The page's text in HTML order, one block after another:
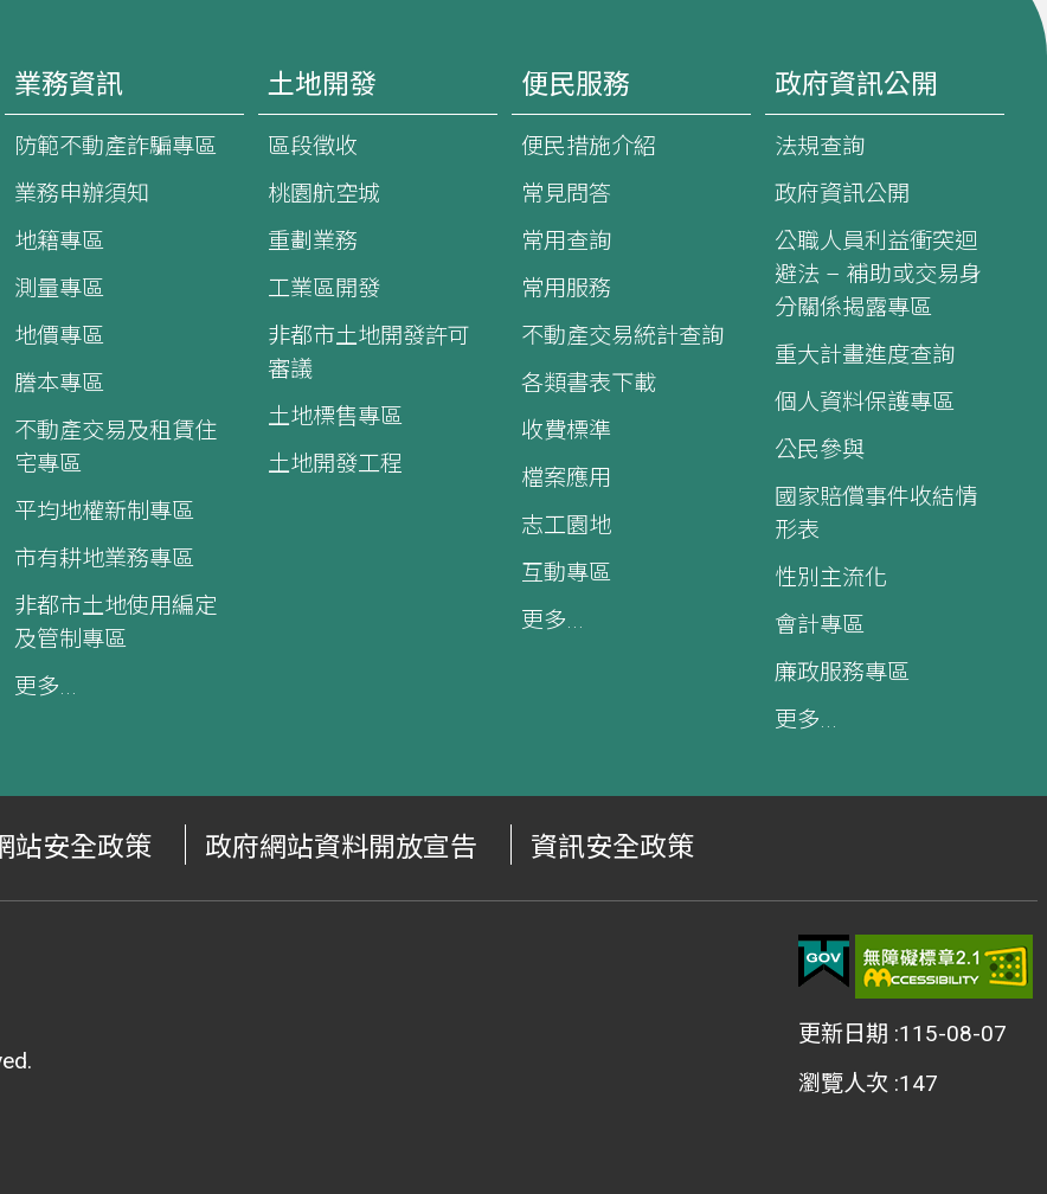
業務資訊
防範不動產詐騙專區
業務申辦須知
地籍專區
測量專區
地價專區
謄本專區
不動產交易及租賃住
宅專區
平均地權新制專區
市有耕地業務專區
非都市土地使用編定
及管制專區
更多...
土地開發
區段徵收
桃園航空城
重劃業務
工業區開發
非都市土地開發許可
審議
土地標售專區
土地開發工程
便民服務
便民措施介紹
常見問答
常用查詢
常用服務
不動產交易統計查詢
各類書表下載
收費標準
檔案應用
志工園地
互動專區
更多...
政府資訊公開
法規查詢
政府資訊公開
公職人員利益衝突迴
避法 – 補助或交易身
分關係揭露專區
重大計畫進度查詢
個人資料保護專區
公民參與
國家賠償事件收結情
形表
性別主流化
會計專區
廉政服務專區
更多...
站安全政策 政府網站資料開放宣告 資訊安全政策
更新日期 115-08-07
瀏覽人次 147